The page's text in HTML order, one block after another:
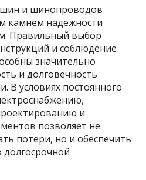
шин и шинопроводов
камнем надежности
Правильный выбор
и соблюдение
значительно
и долговечность
В условиях постоянного
и
позволяет не
потери, но и обеспечить
долгосрочной